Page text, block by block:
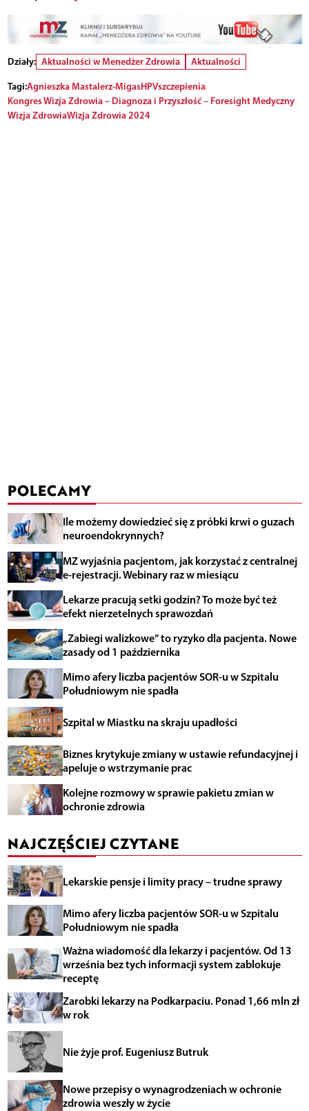
Działy: Aktualności w Menedżer Zdrowia
Aktualności
Tagi:Agnieszka Mastalerz-MigasHPVszczepienia
Kongres Wizja Zdrowia – Diagnoza i Przyszłość – Foresight Medyczny
Wizja ZdrowiaWizja Zdrowia 2024
POLECAMY
Ile możemy dowiedzieć się z próbki krwi o guzach
neuroendokrynnych?
MZ wyjaśnia pacjentom, jak korzystać z centralnej
e-rejestracji. Webinary raz w miesiącu
Lekarze pracują setki godzin? To może być też
efekt nierzetelnych sprawozdań
„Zabiegi walizkowe” to ryzyko dla pacjenta. Nowe
zasady od 1 października
Mimo afery liczba pacjentów SOR-u w Szpitalu
Południowym nie spadła
Szpital w Miastku na skraju upadłości
Biznes krytykuje zmiany w ustawie refundacyjnej i
apeluje o wstrzymanie prac
Kolejne rozmowy w sprawie pakietu zmian w
ochronie zdrowia
NAJCZĘŚCIEJ CZYTANE
Lekarskie pensje i limity pracy – trudne sprawy
Mimo afery liczba pacjentów SOR-u w Szpitalu
Południowym nie spadła
Ważna wiadomość dla lekarzy i pacjentów. Od 13
września bez tych informacji system zablokuje
receptę
Zarobki lekarzy na Podkarpaciu. Ponad 1,66 mln zł
w rok
Nie żyje prof. Eugeniusz Butruk
Nowe przepisy o wynagrodzeniach w ochronie
zdrowia weszły w życie